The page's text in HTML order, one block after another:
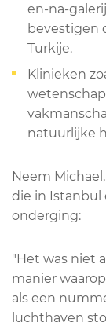
en-na-
bevestigen
Turkije.
Klinieken
natuurlijke
Neem
die in Istanbul
onderging:
"Het was niet
manier
als een
luchthaven